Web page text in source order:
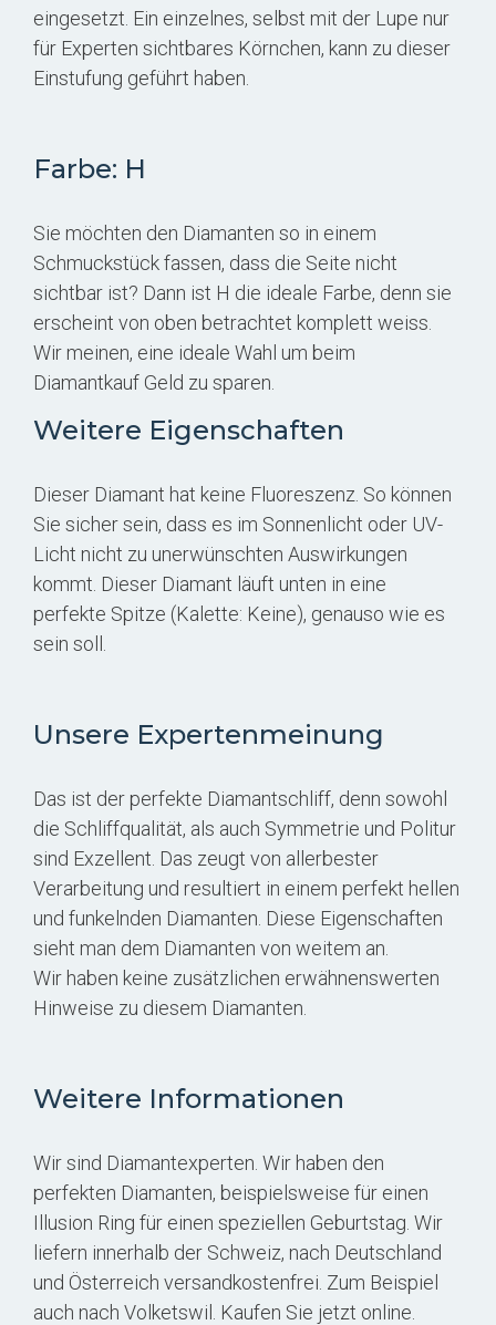
eingesetzt. Ein einzelnes, selbst mit der Lupe nur
für Experten sichtbares Körnchen, kann zu dieser
Einstufung geführt haben.
Farbe: H
Sie möchten den Diamanten so in einem
Schmuckstück fassen, dass die Seite nicht
sichtbar ist? Dann ist H die ideale Farbe, denn sie
erscheint von oben betrachtet komplett weiss.
Wir meinen, eine ideale Wahl um beim
Diamantkauf Geld zu sparen.
Weitere Eigenschaften
Dieser Diamant hat keine Fluoreszenz. So können
Sie sicher sein, dass es im Sonnenlicht oder UV-
Licht nicht zu unerwünschten Auswirkungen
kommt. Dieser Diamant läuft unten in eine
perfekte Spitze (Kalette: Keine), genauso wie es
sein soll.
Unsere Expertenmeinung
Das ist der perfekte Diamantschliff, denn sowohl
die Schliffqualität, als auch Symmetrie und Politur
sind Exzellent. Das zeugt von allerbester
Verarbeitung und resultiert in einem perfekt hellen
und funkelnden Diamanten. Diese Eigenschaften
sieht man dem Diamanten von weitem an.
Wir haben keine zusätzlichen erwähnenswerten
Hinweise zu diesem Diamanten.
Weitere Informationen
Wir sind Diamantexperten. Wir haben den
perfekten Diamanten, beispielsweise für einen
Illusion Ring für einen speziellen Geburtstag. Wir
liefern innerhalb der Schweiz, nach Deutschland
und Österreich versandkostenfrei. Zum Beispiel
auch nach Volketswil. Kaufen Sie jetzt online.